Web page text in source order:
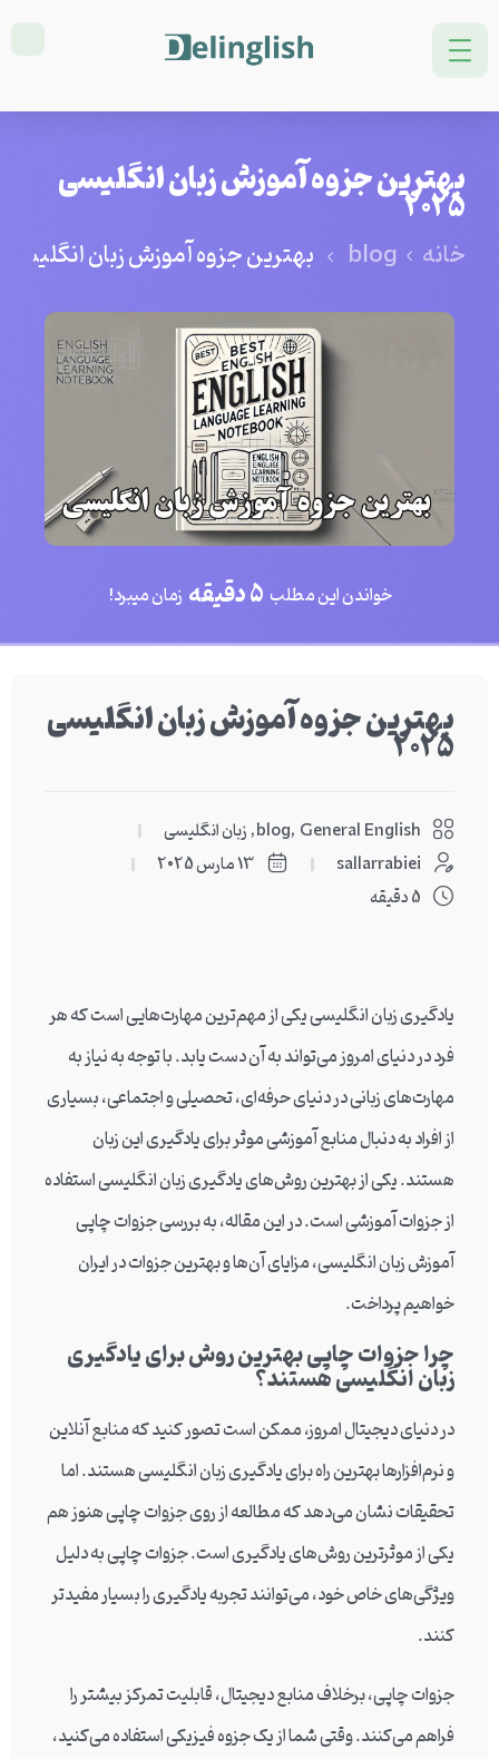
بهترین جزوه آموزش زبان انگلیسی
2025
خانه blog بهترین جزوه آموزش زبان انگلیسی 2025
خواندن این مطلب 5 دقیقه زمان میبرد!
بهترین جزوه آموزش زبان انگلیسی
2025
blog, General English
,زبان انگلیسی
sallarrabiei
13 مارس 2025
5 دقیقه
یادگیری زبان انگلیسی یکی از مهم‌ترین مهارت‌هایی است که هر
فرد در دنیای امروز می‌تواند به آن دست یابد. با توجه به نیاز به
مهارت‌های زبانی در دنیای حرفه‌ای، تحصیلی و اجتماعی، بسیاری
از افراد به دنبال منابع آموزشی موثر برای یادگیری این زبان
هستند. یکی از بهترین روش‌های یادگیری زبان انگلیسی استفاده
از جزوات آموزشی است. در این مقاله، به بررسی جزوات چاپی
آموزش زبان انگلیسی، مزایای آن‌ها و بهترین جزوات در ایران
خواهیم پرداخت.
چرا جزوات چاپی بهترین روش برای یادگیری
زبان انگلیسی هستند؟
در دنیای دیجیتال امروز، ممکن است تصور کنید که منابع آنلاین
و نرم‌افزارها بهترین راه برای یادگیری زبان انگلیسی هستند. اما
تحقیقات نشان می‌دهد که مطالعه از روی جزوات چاپی هنوز هم
یکی از موثرترین روش‌های یادگیری است. جزوات چاپی به دلیل
ویژگی‌های خاص خود، می‌توانند تجربه یادگیری را بسیار مفیدتر
کنند.
جزوات چاپی، برخلاف منابع دیجیتال، قابلیت تمرکز بیشتر را
فراهم می‌کنند. وقتی شما از یک جزوه فیزیکی استفاده می‌کنید،